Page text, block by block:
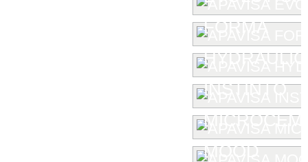
FORMA
HYDRAULIC
INSTINTO
MOOD